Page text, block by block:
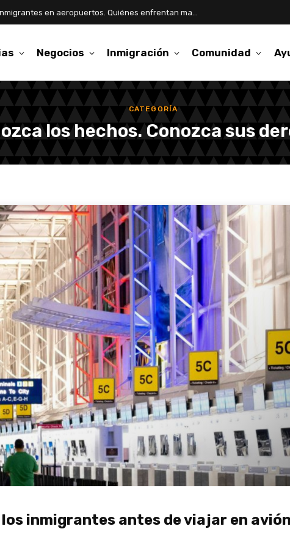
Negocios Inmigración Comunidad
CATEGORÍA
los hechos. Conozca sus
los inmigrantes antes de viajar en